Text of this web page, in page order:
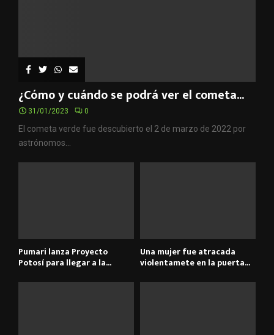
¿Cómo y cuándo se podrá ver el cometa...
31/01/2023 0
El cometa verde fue descubierto el 2 de marzo de 2022 por
astrónomos...
Pumari lanza Proyecto
Potosí para llegar a la...
Una mujer fue atracada
violentamete en la puerta...